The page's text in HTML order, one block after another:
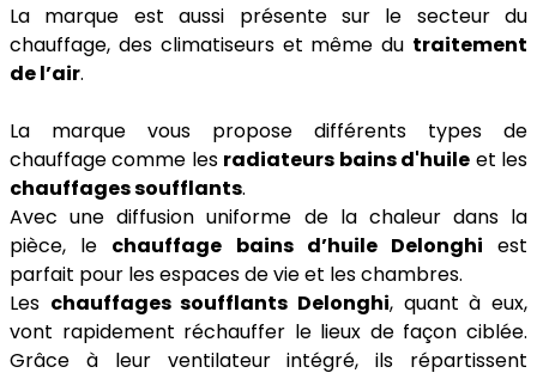
La marque est aussi présente sur le secteur du
chauffage, des climatiseurs et même du traitement
de l’air.
La marque vous propose différents types de
chauffage comme les radiateurs bains d'huile et les
chauffages soufflants.
Avec une diffusion uniforme de la chaleur dans la
pièce, le chauffage bains d’huile Delonghi est
parfait pour les espaces de vie et les chambres.
Les chauffages soufflants Delonghi, quant à eux,
vont rapidement réchauffer le lieux de façon ciblée.
Grâce à leur ventilateur intégré, ils répartissent